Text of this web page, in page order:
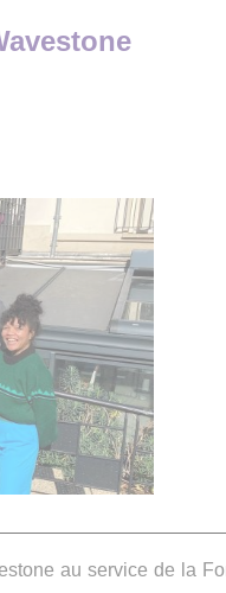
au service de la